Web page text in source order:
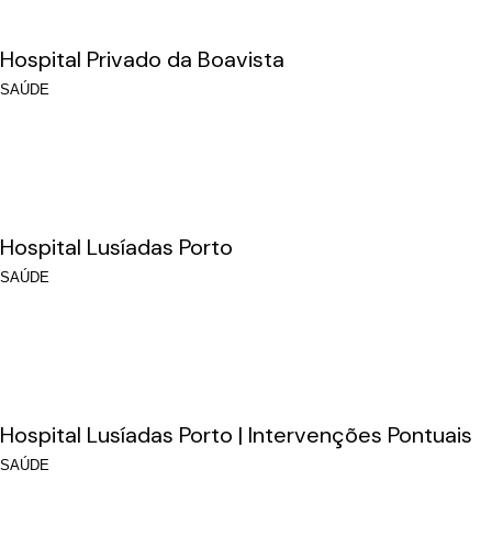
Hospital Privado da Boavista
SAÚDE
Hospital Lusíadas Porto
SAÚDE
Hospital Lusíadas Porto | Intervenções Pontuais
SAÚDE